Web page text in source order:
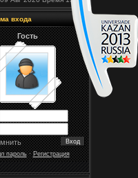
входа
Гость
пароль·Регистрация